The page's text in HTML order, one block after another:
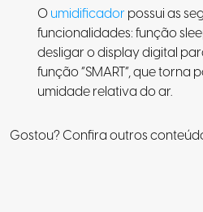
Oumidificadorpossui as
funcionalidades: função
desligar o display digital
função “SMART”, que
umidade relativa do ar.
Gostou? Confira outros